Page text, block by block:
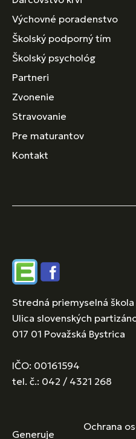
Výchovné poradenstvo
Školský podporný tím
Školský psychológ
Partneri
Zvonenie
Stravovanie
Pre maturantov
Kontakt
EdupageFacebook
Stredná priemyselná škola
Ulica slovenských
017 01 Považská Bystrica
IČO: 00161594
tel. č.: 042 / 4321 268
Generuje
Ochrana